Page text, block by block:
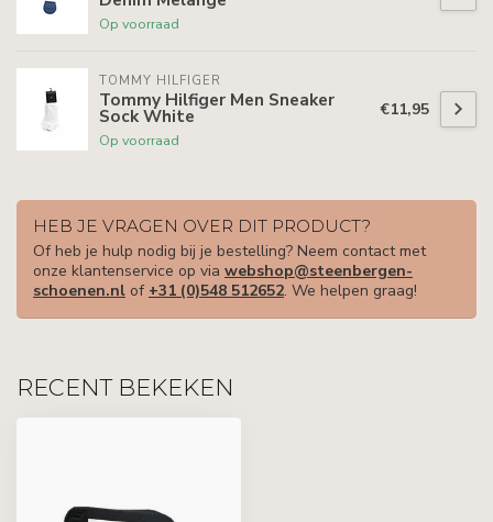
Op voorraad
TOMMY HILFIGER
Tommy Hilfiger Men Sneaker
Sock White
Op voorraad
€11,95
HEB JE VRAGEN OVER DIT PRODUCT?
Of heb je hulp nodig bij je bestelling? Neem contact met
onze klantenservice op via webshop@steenbergen-
schoenen.nl of +31 (0)548 512652. We helpen graag!
RECENT BEKEKEN